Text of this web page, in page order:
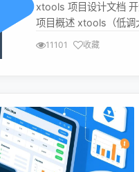
xtools 项目设计文档
项目概述 xtools（低调
开发提供通用的工具
11101 收藏